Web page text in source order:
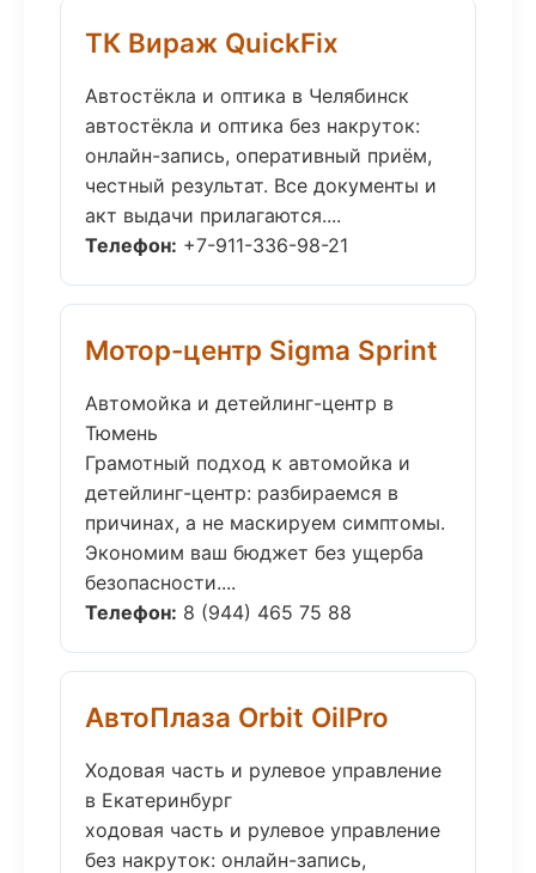
ТК Вираж QuickFix
Автостёкла и оптика в Челябинск
автостёкла и оптика без накруток:
онлайн-запись, оперативный приём,
честный результат. Все документы и
акт выдачи прилагаются....
Телефон: +7-911-336-98-21
Мотор-центр Sigma Sprint
Автомойка и детейлинг-центр в
Тюмень
Грамотный подход к автомойка и
детейлинг-центр: разбираемся в
причинах, а не маскируем симптомы.
Экономим ваш бюджет без ущерба
безопасности....
Телефон: 8 (944) 465 75 88
АвтоПлаза Orbit OilPro
Ходовая часть и рулевое управление
в Екатеринбург
ходовая часть и рулевое управление
без накруток: онлайн-запись,